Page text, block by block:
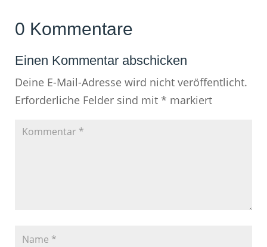
0 Kommentare
Einen Kommentar abschicken
Deine E-Mail-Adresse wird nicht veröffentlicht.
Erforderliche Felder sind mit * markiert